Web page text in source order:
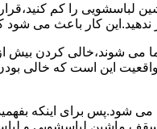
لباسشویی را کم
کردن بیش از
این است که خالی
برای اینکه